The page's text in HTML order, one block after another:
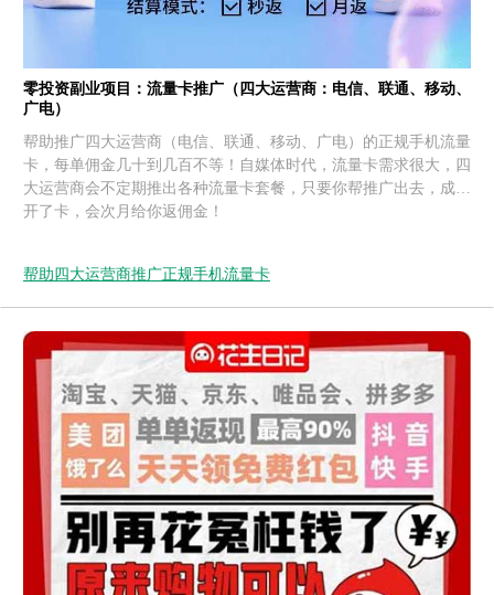
零投资副业项目：流量卡推广（四大运营商：电信、联通、移动、
广电）
帮助推广四大运营商（电信、联通、移动、广电）的正规手机流量
卡，每单佣金几十到几百不等！自媒体时代，流量卡需求很大，四
大运营商会不定期推出各种流量卡套餐，只要你帮推广出去，成功
开了卡，会次月给你返佣金！
帮助四大运营商推广正规手机流量卡